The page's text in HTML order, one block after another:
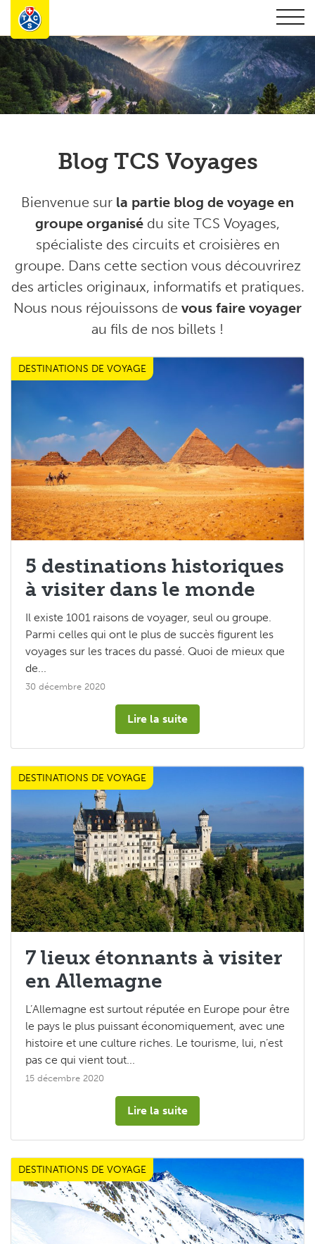
Blog TCS Voyages
Bienvenue sur la partie blog de voyage en
groupe organisé du site TCS Voyages,
spécialiste des circuits et croisières en
groupe. Dans cette section vous découvrirez
des articles originaux, informatifs et pratiques.
Nous nous réjouissons de vous faire voyager
au fils de nos billets !
DESTINATIONS DE VOYAGE
Les Tops 5
5 destinations historiques
à visiter dans le monde
Il existe 1001 raisons de voyager, seul ou groupe.
Parmi celles qui ont le plus de succès figurent les
voyages sur les traces du passé. Quoi de mieux que
de...
30 décembre 2020
Lire la suite
DESTINATIONS DE VOYAGE
7 lieux étonnants à visiter
en Allemagne
L’Allemagne est surtout réputée en Europe pour être
le pays le plus puissant économiquement, avec une
histoire et une culture riches. Le tourisme, lui, n’est
pas ce qui vient tout...
15 décembre 2020
Lire la suite
DESTINATIONS DE VOYAGE